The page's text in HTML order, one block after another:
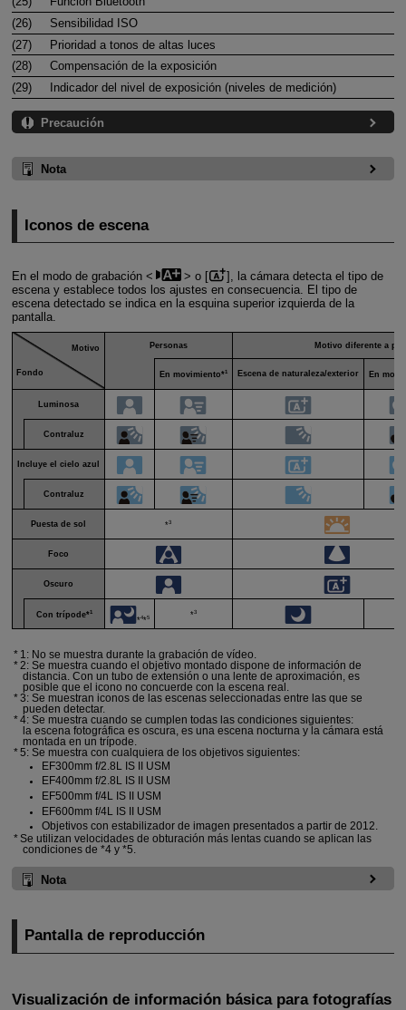
(26)
Sensibilidad ISO
(27)
Prioridad a tonos de altas luces
(28)
Compensación de la exposición
(29)
Indicador del nivel de exposición (niveles de medición)
Precaución
Nota
Iconos de escena
En el modo de grabación o [
], la cámara detecta el tipo de
escena y establece todos los ajustes en consecuencia. El tipo de
escena detectado se indica en la esquina superior izquierda de la
pantalla.
Motivo
Fondo
Personas Motivo diferente a
En movimiento*1 Escena de naturaleza/exterior En
Luminosa
Contraluz
Incluye el cielo azul
Contraluz
Puesta de sol *3
Foco
Oscuro
Con trípode*1
*4*5 *3
1: No se muestra durante la grabación de vídeo.
2: Se muestra cuando el objetivo montado dispone de información de
distancia. Con un tubo de extensión o una lente de aproximación, es
posible que el icono no concuerde con la escena real.
3: Se muestran iconos de las escenas seleccionadas entre las que se
pueden detectar.
4: Se muestra cuando se cumplen todas las condiciones siguientes:
la escena fotográfica es oscura, es una escena nocturna y la cámara está
montada en un trípode.
5: Se muestra con cualquiera de los objetivos siguientes:
EF300mm f/2.8L IS II USM
EF400mm f/2.8L IS II USM
EF500mm f/4L IS II USM
EF600mm f/4L IS II USM
Objetivos con estabilizador de imagen presentados a partir de 2012.
Se utilizan velocidades de obturación más lentas cuando se aplican las
condiciones de *4 y *5.
Nota
Pantalla de reproducción
Visualización de información básica para fotografías